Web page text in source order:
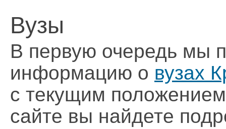
Вузы
В первую очередь мы
информацию о вузах
с текущим
сайте вы найдете